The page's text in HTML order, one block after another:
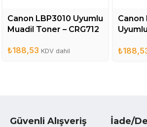
Canon LBP3010 Uyumlu
Muadil Toner – CRG712
₺188,53 KDV dahil
Canon
₺
Güvenli Alışveriş İade/